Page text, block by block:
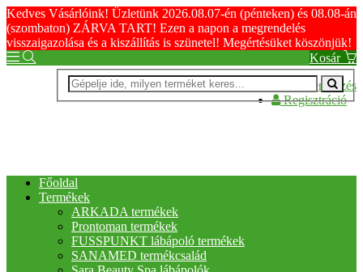
Kedves Vásárlóink! Üzletünk 2026.08.07-én (pénteken) és 08.08-án
(szombaton) ZÁRVA TART! Ezen a napon a megrendelés
visszaigazolása és a kiszállítás is szünetel! Megértésüket köszönjük!
Kosár
Bejelentkezés
Regisztráció
Főoldal
Termékek
ARKADA termékek
Prontoman termékek
FUSSPUNKT lábápoló termékek
SANAMED termékcsalád